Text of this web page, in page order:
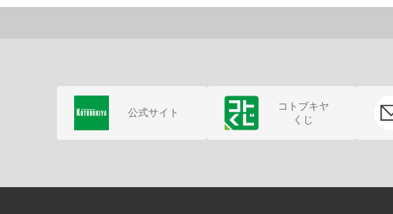
公式サイト
コトブキヤ
くじ